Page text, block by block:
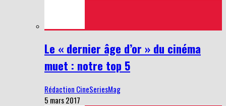
Le « dernier âge d’or » du cinéma
muet : notre top 5
Rédaction CineSeriesMag
5 mars 2017